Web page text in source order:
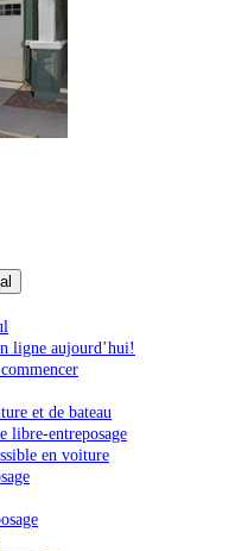
ligne aujourd’hui!
et de bateau
libre-entreposage
en voiture